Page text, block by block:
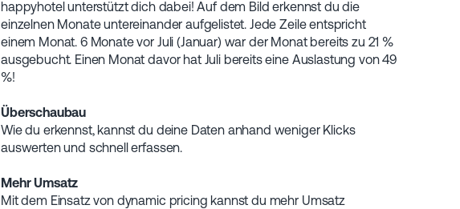
happyhotel unterstützt dich dabei! Auf dem Bild erkennst du die
einzelnen Monate untereinander aufgelistet. Jede Zeile entspricht
einem Monat. 6 Monate vor Juli (Januar) war der Monat bereits zu 21 %
ausgebucht. Einen Monat davor hat Juli bereits eine Auslastung von 49
%!
Überschaubau
Wie du erkennst, kannst du deine Daten anhand weniger Klicks
auswerten und schnell erfassen.
Mehr Umsatz
Mit dem Einsatz von dynamic pricing kannst du mehr Umsatz